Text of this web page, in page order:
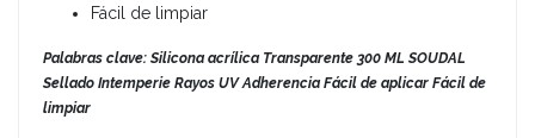
Fácil de limpiar
Palabras clave: Silicona acrílica Transparente 300 ML SOUDAL
Sellado Intemperie Rayos UV Adherencia Fácil de aplicar Fácil de
limpiar